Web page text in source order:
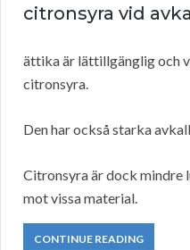
citronsyra vid
ättika är lättillgänglig och
citronsyra.
Den har också starka
Citronsyra är dock mindre
mot vissa material.
CONTINUE READING